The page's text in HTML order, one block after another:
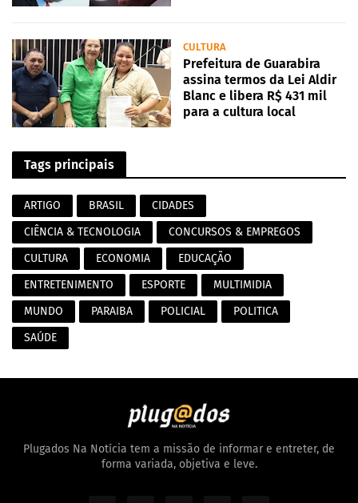
CULTURA
Prefeitura de Guarabira
assina termos da Lei Aldir
Blanc e libera R$ 431 mil
para a cultura local
Tags principais
ARTIGO BRASIL
CIDADES
CIÊNCIA & TECNOLOGIA
CONCURSOS & EMPREGOS
CULTURA
ECONOMIA
EDUCAÇÃO
ENTRETENIMENTO
ESPORTE
MULTIMIDIA
MUNDO
PARAIBA POLICIAL
POLITICA
SAÚDE
Plugados Na Notícia tem a missão de informar e entreter, de
forma variada, objetiva e leve.